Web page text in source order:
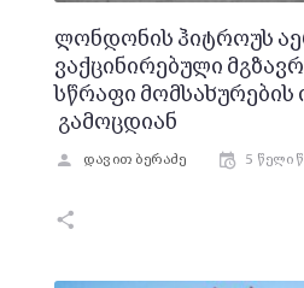
ლონდონის ჰიტროუს
ვაქცინირებული
სწრაფი მომსახურების
გამოცდიან
დავით ბერაძე 5 წელი